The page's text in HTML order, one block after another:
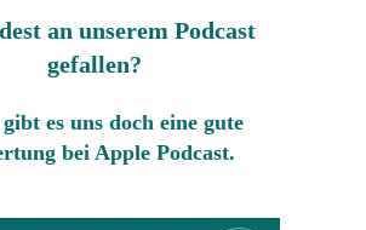
an unserem Podcast
gefallen?
es uns doch eine gute
bei Apple Podcast.